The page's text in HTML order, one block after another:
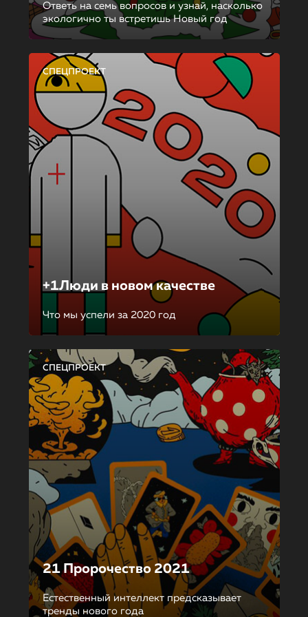
Ответь на семь вопросов и узнай, насколько
экологично ты встретишь Новый год
СПЕЦПРОЕКТ
+1Люди в новом качестве
Что мы успели за 2020 год
СПЕЦПРОЕКТ
21 Пророчество 2021
Естественный интеллект предсказывает
тренды нового года